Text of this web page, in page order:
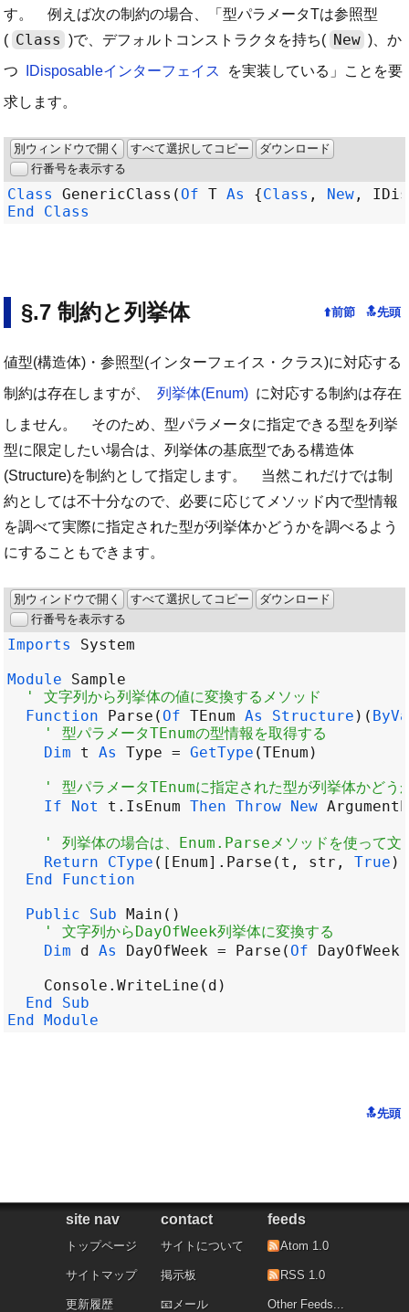
す。 例えば次の制約の場合、「型パラメータTは参照型
( Class )で、デフォルトコンストラクタを持ち( New )、か
つ
IDisposableインターフェイス
を実装している」ことを要
求します。
別ウィンドウで開く すべて選択してコピー
ダウンロード
行番号を表示する
Class GenericClass ( Of T As {Class , New ,
End
Class
制約と列挙体
値型(構造体)・参照型(インターフェイス・クラス)に対応する
制約は存在しますが、
列挙体(Enum) に対応する制約は存在
しません。 そのため、型パラメータに指定できる型を列挙
型に限定したい場合は、列挙体の基底型である構造体
(Structure)を制約として指定します。 当然これだけでは制
約としては不十分なので、必要に応じてメソッド内で型情報
を調べて実際に指定された型が列挙体かどうかを調べるよう
にすることもできます。
別ウィンドウで開く すべて選択してコピー
ダウンロード
行番号を表示する
Imports
System
Module
Sample
' 文字列から列挙体の値に変換するメソッド
Function
Parse ( Of TEnum As Structure )(
' 型パラメータTEnumの型情報を取得する
Dim
t As Type = GetType (TEnum
' 型パラメータTEnumに指定された型が列挙体かどう
If
Not t . IsEnum Then Throw New
' 列挙体の場合は、Enum.Parseメソッドを使って文
Return
CType ( [Enum] . Parse ( t , str , True
End
Function
Public
Sub Main
' 文字列からDayOfWeek列挙体に変換する
Dim
d As DayOfWeek = Parse ( Of DayOfWeek
Console . WriteLine ( d
End
Sub
End Module
site nav
トップページ
サイトマップ
更新履歴
contact
サイトについて
掲示板
メール
feeds
Atom 1.0
RSS 1.0
Other Feeds...